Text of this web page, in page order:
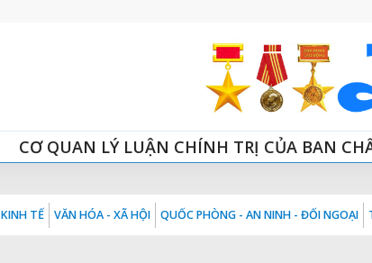
CƠ QUAN LÝ LUẬN CHÍNH TRỊ CỦA BAN
KINH TẾ VĂN HÓA - XÃ HỘI QUỐC PHÒNG - AN NINH - ĐỐI NGOẠI